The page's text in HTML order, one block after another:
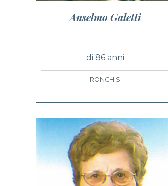
Anselmo Galetti
di 86 anni
RONCHIS